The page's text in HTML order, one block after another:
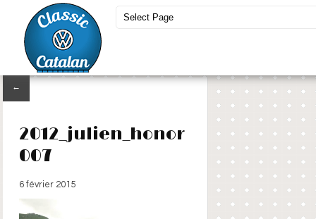
←
2012_julien_honor
007
6 février 2015